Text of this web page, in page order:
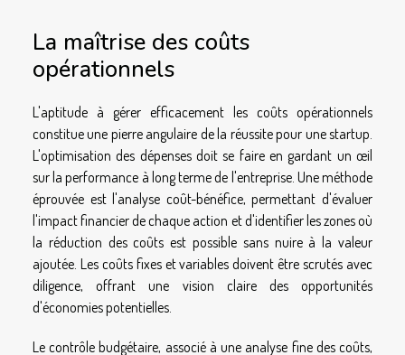
La maîtrise des coûts
opérationnels
L'aptitude à gérer efficacement les coûts opérationnels
constitue une pierre angulaire de la réussite pour une startup.
L'optimisation des dépenses doit se faire en gardant un œil
sur la performance à long terme de l'entreprise. Une méthode
éprouvée est l'analyse coût-bénéfice, permettant d'évaluer
l'impact financier de chaque action et d'identifier les zones où
la réduction des coûts est possible sans nuire à la valeur
ajoutée. Les coûts fixes et variables doivent être scrutés avec
diligence, offrant une vision claire des opportunités
d'économies potentielles.
Le contrôle budgétaire, associé à une analyse fine des coûts,